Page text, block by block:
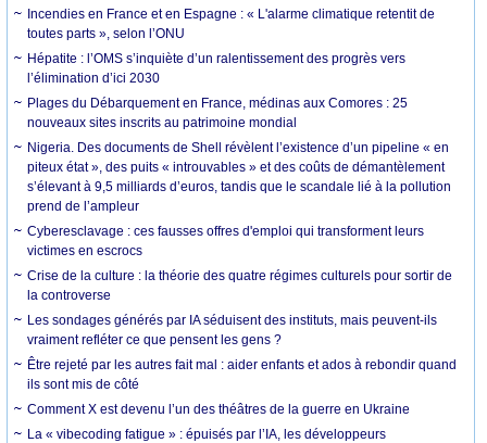
Incendies en France et en Espagne : « L'alarme climatique retentit de
toutes parts », selon l’ONU
Hépatite : l’OMS s’inquiète d’un ralentissement des progrès vers
l’élimination d’ici 2030
Plages du Débarquement en France, médinas aux Comores : 25
nouveaux sites inscrits au patrimoine mondial
Nigeria. Des documents de Shell révèlent l’existence d’un pipeline « en
piteux état », des puits « introuvables » et des coûts de démantèlement
s’élevant à 9,5 milliards d’euros, tandis que le scandale lié à la pollution
prend de l’ampleur
Cyberesclavage : ces fausses offres d'emploi qui transforment leurs
victimes en escrocs
Crise de la culture : la théorie des quatre régimes culturels pour sortir de
la controverse
Les sondages générés par IA séduisent des instituts, mais peuvent-ils
vraiment refléter ce que pensent les gens ?
Être rejeté par les autres fait mal : aider enfants et ados à rebondir quand
ils sont mis de côté
Comment X est devenu l’un des théâtres de la guerre en Ukraine
La « vibecoding fatigue » : épuisés par l’IA, les développeurs